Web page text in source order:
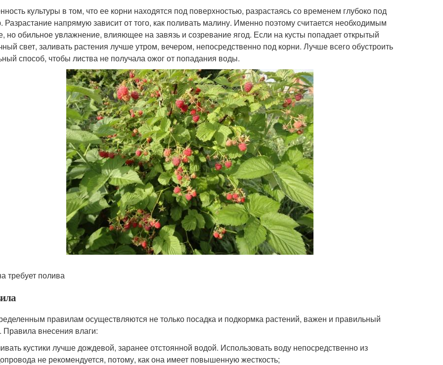
культуры в том, что ее корни находятся под поверхностью, разрастаясь со временем глубоко под
Разрастание напрямую зависит от того, как поливать малину. Именно поэтому считается необходимым
но обильное увлажнение, влияющее на завязь и созревание ягод. Если на кусты попадает открытый
свет, заливать растения лучше утром, вечером, непосредственно под корни. Лучше всего обустроить
способ, чтобы листва не получала ожог от попадания воды.
требует полива
правилам осуществляются не только посадка и подкормка растений, важен и правильный
Правила внесения влаги:
кустики лучше дождевой, заранее отстоянной водой. Использовать воду непосредственно из
не рекомендуется, потому, как она имеет повышенную жесткость;